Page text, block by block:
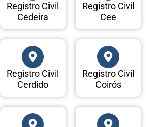
Registro Civil
Cedeira
Registro Civil
Cee
Registro Civil
Cerdido
Registro Civil
Coirós